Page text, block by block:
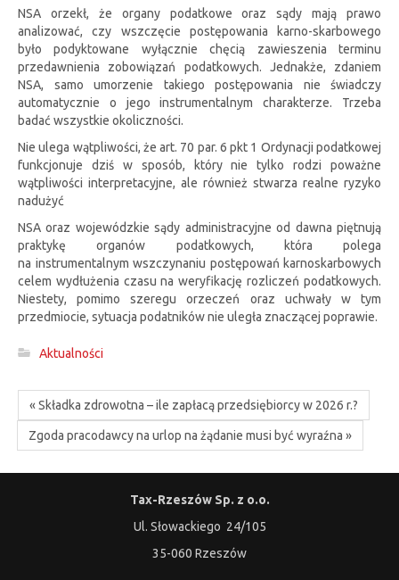
NSA orzekł, że organy podatkowe oraz sądy mają prawo
analizować, czy wszczęcie postępowania karno-skarbowego
było podyktowane wyłącznie chęcią zawieszenia terminu
przedawnienia zobowiązań podatkowych. Jednakże, zdaniem
NSA, samo umorzenie takiego postępowania nie świadczy
automatycznie o jego instrumentalnym charakterze. Trzeba
badać wszystkie okoliczności.
Nie ulega wątpliwości, że art. 70 par. 6 pkt 1 Ordynacji podatkowej
funkcjonuje dziś w sposób, który nie tylko rodzi poważne
wątpliwości interpretacyjne, ale również stwarza realne ryzyko
nadużyć
NSA oraz wojewódzkie sądy administracyjne od dawna piętnują
praktykę organów podatkowych, która polega
na instrumentalnym wszczynaniu postępowań karnoskarbowych
celem wydłużenia czasu na weryfikację rozliczeń podatkowych.
Niestety, pomimo szeregu orzeczeń oraz uchwały w tym
przedmiocie, sytuacja podatników nie uległa znaczącej poprawie.
Aktualności
« Składka zdrowotna – ile zapłacą przedsiębiorcy w 2026 r.?
Zgoda pracodawcy na urlop na żądanie musi być wyraźna »
Tax-Rzeszów Sp. z o.o.
Ul. Słowackiego 24/105
35-060 Rzeszów